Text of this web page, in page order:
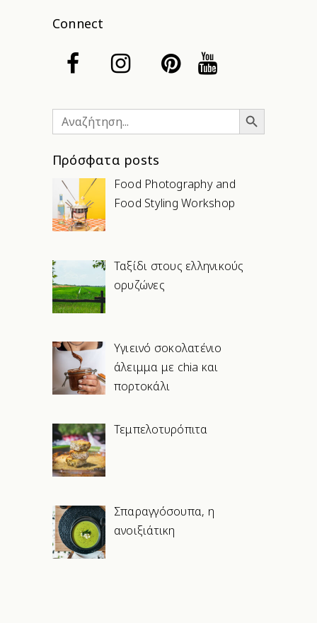
Connect
Search
for:
Search Button
Πρόσφατα posts
Food Photography and
Food Styling Workshop
Ταξίδι στους ελληνικούς
ορυζώνες
Υγιεινό σοκολατένιο
άλειμμα με chia και
πορτοκάλι
Τεμπελοτυρόπιτα
Σπαραγγόσουπα, η
ανοιξιάτικη